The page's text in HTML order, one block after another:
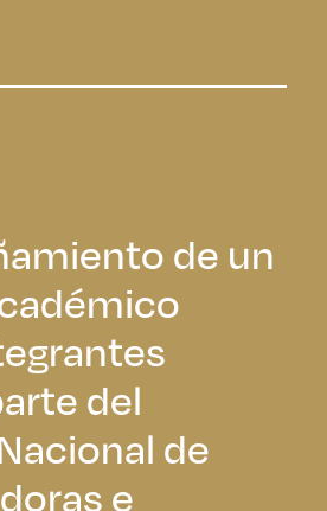
de un
del
de
e